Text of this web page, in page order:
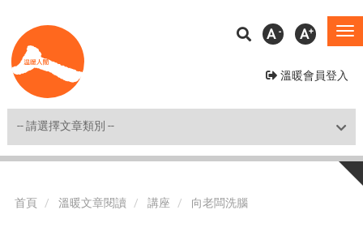
至
主
溫暖會員登入
A A
Shortcut
首頁 溫暖文章閱讀 講座 向老闆洗腦